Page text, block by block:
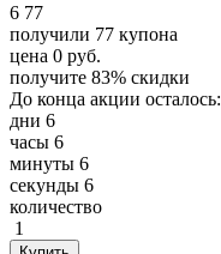
6 77
получили 77 купона
цена 0 руб.
получите 83% скидки
До конца акции осталось:
дни 6
часы 6
минуты 6
секунды 6
количество
1